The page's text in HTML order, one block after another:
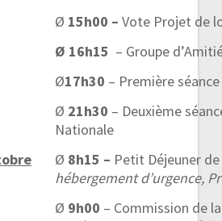
Ø 15h00 – Vote Projet de
Ø 16h15 – Groupe
Ø17h30 – Première
Ø 21h30 – Deuxième
Nationale
Ø 8h15 – Petit Déjeuner
hébergement d’urgence,
Ø 9h00 – Commission de